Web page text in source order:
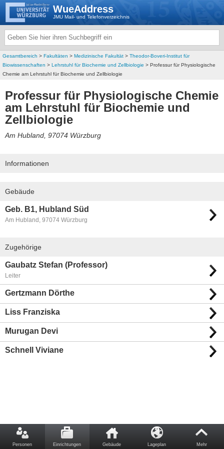
WueAddress
JMU Mail- und Telefonverzeichnis
Gesamtbereich > Fakultäten > Medizinische Fakultät > Theodor-Boveri-Institut für
Biowissenschaften > Lehrstuhl für Biochemie und Zellbiologie > Professur für Physiologische
Chemie am Lehrstuhl für Biochemie und Zellbiologie
Professur für Physiologische Chemie
am Lehrstuhl für Biochemie und
Zellbiologie
Am Hubland, 97074 Würzburg
Informationen
Gebäude
Geb. B1, Hubland Süd
Am Hubland, 97074 Würzburg
Zugehörige
Gaubatz Stefan (Professor)
Leiter
Gertzmann Dörthe
Liss Franziska
Murugan Devi
Schnell Viviane
Personen Einrichtungen Gebäude Lageplan Mehr